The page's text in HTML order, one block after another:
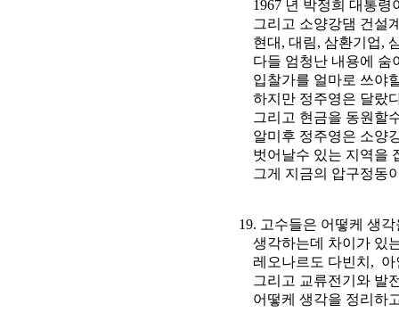
1967 년 박정희 대통령이
그리고 소양강댐 건설계
현대, 대림, 삼환기업, 삼
다들 엄청난 내용에 숨이
입찰가를 얼마로 쓰야할
하지만 정주영은 달랐다,
그리고 현금을 동원할수
알미후 정주영은 소양강
벗어날수 있는 지역을 집
그게 지금의 압구정동
19. 고수들은 어떻케 생각
생각하는데 차이가 있는
레오나르도 다빈치, 아인
그리고 교류전기와 발전
어떻케 생각을 정리하고